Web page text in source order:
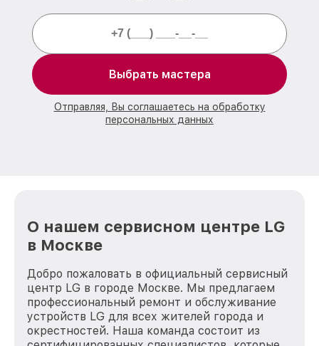
Выбрать мастера
Отправляя, Вы соглашаетесь на обработку
персональных данных
О нашем сервисном центре LG
в Москве
Добро пожаловать в официальный сервисный
центр LG в городе Москве. Мы предлагаем
профессиональный ремонт и обслуживание
устройств LG для всех жителей города и
окрестностей. Наша команда состоит из